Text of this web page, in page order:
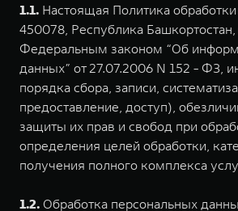
1.1. Настоящая Политика
450078, Республика
Федеральным законом “Об
данных” от 27.07.2006 N 152 - ФЗ,
порядка сбора, записи,
предоставление, доступ),
защиты их прав и свобод при
определения целей обработки,
получения полного комплекса
1.2. Обработка персональных